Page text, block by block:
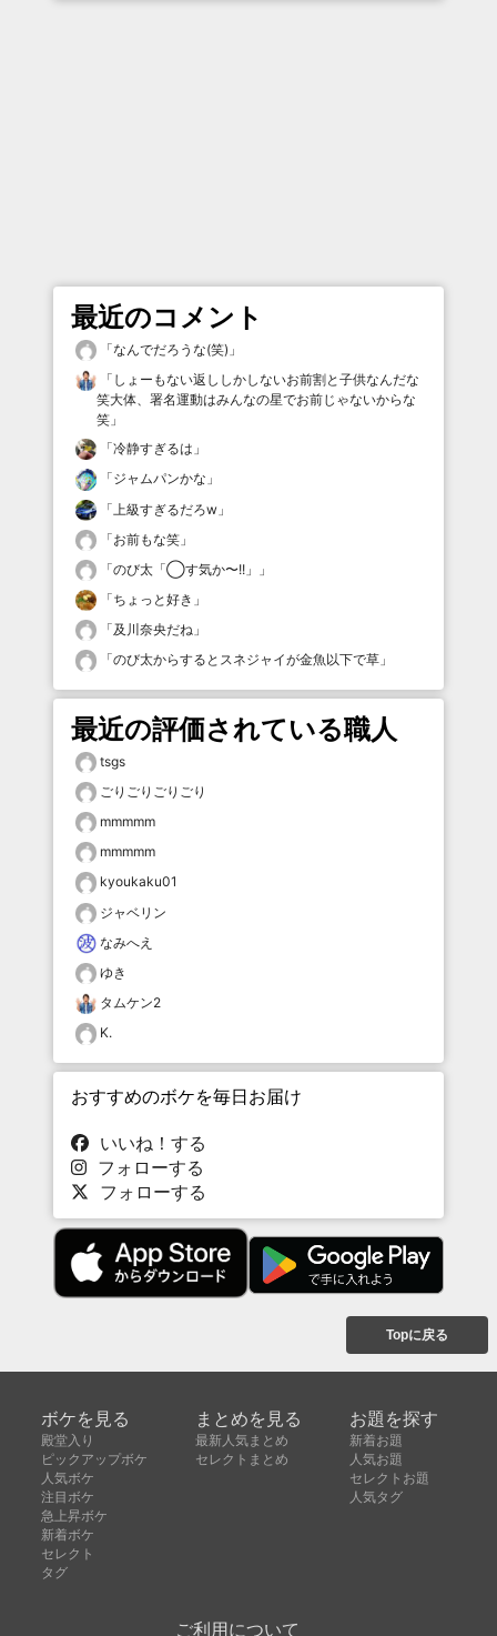
最近のコメント
「なんでだろうな(笑) 」
「 しょーもない返ししかしないお前割と子供なんだな
笑大体、署名運動はみんなの星でお前じゃないからな
笑 」
「冷静すぎるは 」
「ジャムパンかな 」
「 上級すぎるだろw 」
「お前もな笑 」
「のび太「◯す気か〜!!」
」
「ちょっと好き 」
「及川奈央だね 」
「のび太からするとスネジャイが金魚以下で草 」
最近の評価されている職人
tsgs
ごりごりごりごり
mmmmm
mmmmm
kyoukaku01
ジャベリン
なみへえ
ゆき
タムケン2
K.
おすすめのボケを毎日お届け
いいね！する
フォローする
フォローする
Topに戻る
ボケを見る
殿堂入り
ピックアップボケ
人気ボケ
注目ボケ
急上昇ボケ
新着ボケ
セレクト
タグ
まとめを見る
最新人気まとめ
セレクトまとめ
お題を探す
新着お題
人気お題
セレクトお題
人気タグ
ご利用について